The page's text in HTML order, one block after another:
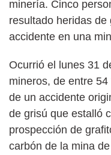
minería. Cinco
resultado heridas
accidente en una
Ocurrió el lunes 31
mineros, de entre
de un accidente
de grisú que estalló
prospección de
carbón de la mina